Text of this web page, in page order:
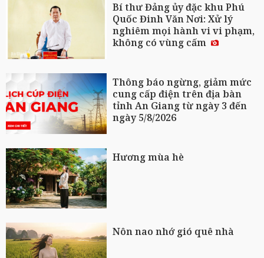
Bí thư Đảng ủy đặc khu Phú
Quốc Đinh Văn Nơi: Xử lý
nghiêm mọi hành vi vi phạm,
không có vùng cấm
Thông báo ngừng, giảm mức
cung cấp điện trên địa bàn
tỉnh An Giang từ ngày 3 đến
ngày 5/8/2026
Hương mùa hè
Nôn nao nhớ gió quê nhà